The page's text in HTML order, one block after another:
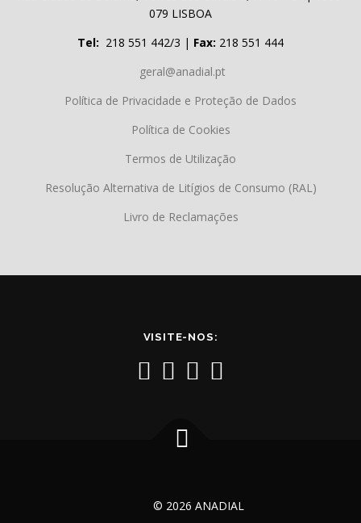
079 LISBOA
Tel: 218 551 442/3 | Fax: 218 551 444
geral@anadial.pt
Política de Privacidade e Proteção de Dados
Política de Cookies
Termos de Utilização
Resolução Alternativa de Litígios de Consumo (RAL)
Livro de Reclamações
VISITE-NOS:
© 2026 ANADIAL